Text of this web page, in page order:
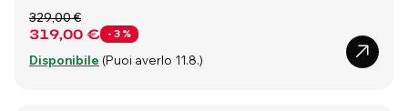
319,00 € - 3 %
329,00 €
Disponibile (Puoi averlo 11.8.)